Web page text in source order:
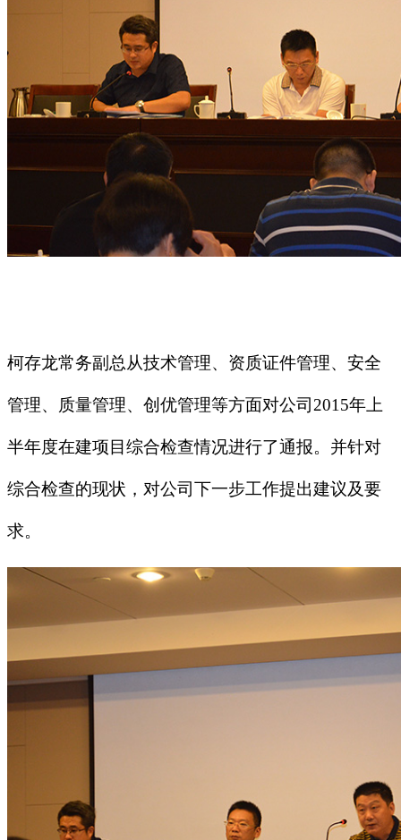
柯存龙常务副总从技术管理、资质证件管理、安全
管理、质量管理、创优管理等方面对公司2015年上
半年度在建项目综合检查情况进行了通报。并针对
综合检查的现状，对公司下一步工作提出建议及要
求。